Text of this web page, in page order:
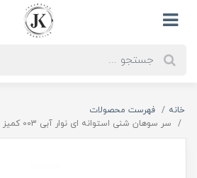
خانه
فهرست محصولات
سر سوهان شنی استوانه ای نوار آبی 003 کمیز | KMIZ